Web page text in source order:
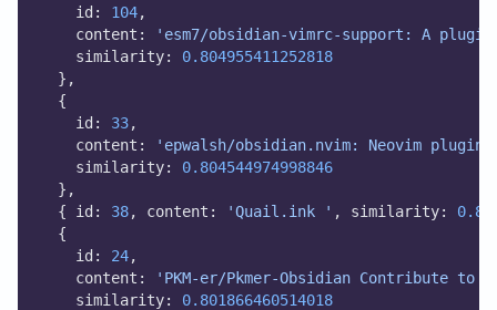
    id:
104,
    content:
'esm7/obsidian-vimrc-support: A
    similarity:
0.804955411252818
  },
  {
    id:
33,
    content:
'epwalsh/obsidian.nvim: Neovim
    similarity:
0.804544974998846
  },
  { id:
38, content: 'Quail.ink ' , similarity:
  {
    id:
24,
    content:
'PKM-er/Pkmer-Obsidian Contribute to
    similarity:
0.801866460514018